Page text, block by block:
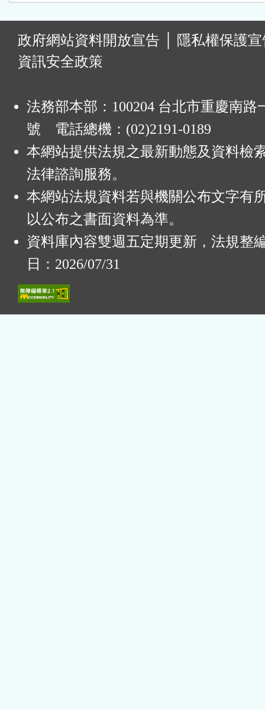
政府網站資料開放宣告
隱私權保護
資訊安全政策
法務部本部：100204 台北市重慶南路
號 電話總機：(02)2191-0189
本網站提供法規之最新動態及資料檢
法律諮詢服務。
本網站法規資料若與機關公布文字有
以公布之書面資料為準。
資料庫內容雙週五定期更新，法規整
日：2026/07/31